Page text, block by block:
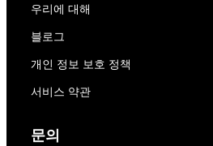
우리에 대해
블로그
개인 정보 보호 정책
서비스 약관
문의